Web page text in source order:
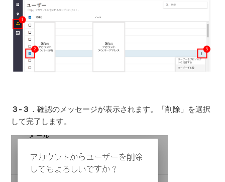
３-３ ．確認のメッセージが表示されます。「削除」を選択
して完了します。